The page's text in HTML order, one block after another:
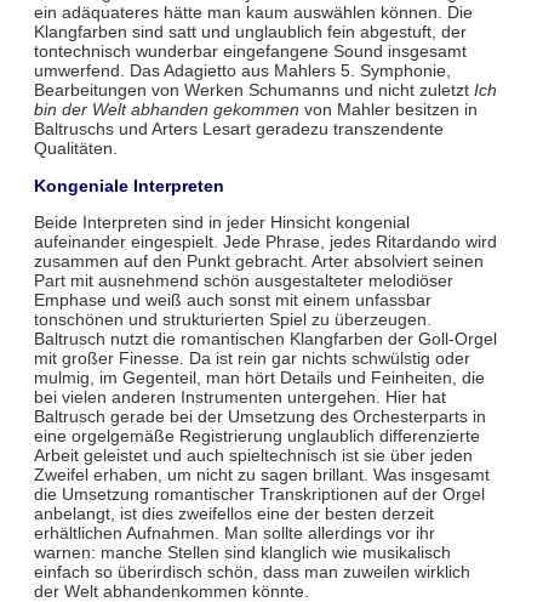
ein adäquateres hätte man kaum auswählen können. Die
Klangfarben sind satt und unglaublich fein abgestuft, der
tontechnisch wunderbar eingefangene Sound insgesamt
umwerfend. Das Adagietto aus Mahlers 5. Symphonie,
Bearbeitungen von Werken Schumanns und nicht zuletzt Ich
bin der Welt abhanden gekommen von Mahler besitzen in
Baltruschs und Arters Lesart geradezu transzendente
Qualitäten.
Kongeniale Interpreten
Beide Interpreten sind in jeder Hinsicht kongenial
aufeinander eingespielt. Jede Phrase, jedes Ritardando wird
zusammen auf den Punkt gebracht. Arter absolviert seinen
Part mit ausnehmend schön ausgestalteter melodiöser
Emphase und weiß auch sonst mit einem unfassbar
tonschönen und strukturierten Spiel zu überzeugen.
Baltrusch nutzt die romantischen Klangfarben der Goll-Orgel
mit großer Finesse. Da ist rein gar nichts schwülstig oder
mulmig, im Gegenteil, man hört Details und Feinheiten, die
bei vielen anderen Instrumenten untergehen. Hier hat
Baltrusch gerade bei der Umsetzung des Orchesterparts in
eine orgelgemäße Registrierung unglaublich differenzierte
Arbeit geleistet und auch spieltechnisch ist sie über jeden
Zweifel erhaben, um nicht zu sagen brillant. Was insgesamt
die Umsetzung romantischer Transkriptionen auf der Orgel
anbelangt, ist dies zweifellos eine der besten derzeit
erhältlichen Aufnahmen. Man sollte allerdings vor ihr
warnen: manche Stellen sind klanglich wie musikalisch
einfach so überirdisch schön, dass man zuweilen wirklich
der Welt abhandenkommen könnte.